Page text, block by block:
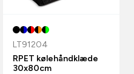
LT91204
RPET kølehåndklæde
30x80cm